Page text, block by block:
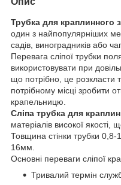
Трубка для краплинного
один з найпопулярніших
садів, виноградників або
Перевага сліпої трубки
використовувати при
що потрібно, це розкласти
потрібному місці зробити
крапельницю.
Сліпа трубка для
матеріалів високої якості,
Товщина стінки трубки
16мм.
Основні переваги сліпої
Тривалий термін